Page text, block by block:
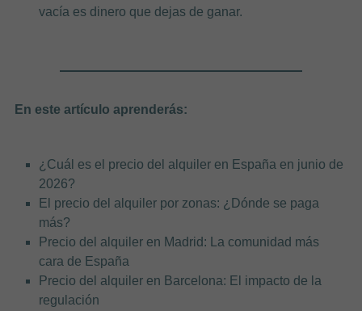
vacía es dinero que dejas de ganar.
En este artículo aprenderás:
¿Cuál es el precio del alquiler en España en junio de
2026?
El precio del alquiler por zonas: ¿Dónde se paga
más?
Precio del alquiler en Madrid: La comunidad más
cara de España
Precio del alquiler en Barcelona: El impacto de la
regulación